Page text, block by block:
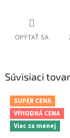
OPÝTAŤ SA
Súvisiaci tovar
SUPER CENA
VÝHODNÁ CENA
Viac za menej